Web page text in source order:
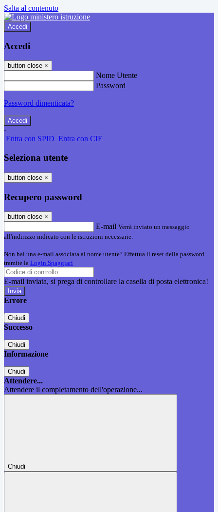
Salta al contenuto
Accedi
Accedi
button close ×
Nome Utente
Password
Password dimenticata?
-
Entra con SPID Entra con CIE
Seleziona utente
button close ×
Recupero password
button close ×
E-mail Verrà inviato un messaggio
all'indirizzo indicato con le istruzioni necessarie.
Non hai una e-mail associata al nome utente? Effettua il reset della password
tramite la Login Spaggiari
E-mail inviata, si prega di controllare la casella di posta elettronica!
Errore
Chiudi
Successo
Chiudi
Informazione
Chiudi
Attendere...
Attendere il completamento dell'operazione...
Chiudi